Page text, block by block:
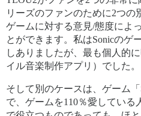
リーズのファンのために2つの
ゲームに対する意見/態度によ
とができます。私はSonicのゲ
しありましたが、最も個人的
イル音楽制作アプリ）でした。
そして別のケースは、ゲーム「
で、ゲームを110％愛している